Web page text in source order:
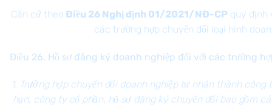
Căn cứ theo Điều 26 Nghị định 01/2021/NĐ-CP quy định
các trường hợp chuyển đổi loại hình
Điều 26. Hồ sơ đăng ký doanh nghiệp đối với các trường
1. Trường hợp chuyển đổi doanh nghiệp tư nhân thành
hạn, công ty cổ phần, hồ sơ đăng ký chuyển đổi bao gồm